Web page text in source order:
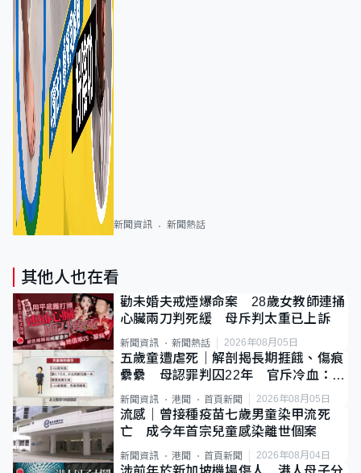
新聞資訊 新聞熱話
其他人也在看
勸未婚夫戒煙爆命案 28歲女教師連捅
心臟兩刀判死緩 母斥判太重已上訴
新聞資訊 新聞熱話 2026年08月05日
五歲童遭虐死｜解剖揭長期捱餓、傷痕
纍纍 母認罪判囚22年 官斥冷血：同
類案最惡劣
新聞資訊 港聞 首頁新聞 2026年08月05日
流感｜曾接種疫苗七歲男童染甲流死
亡 成今年首宗兒童感染離世個案
新聞資訊 港聞 首頁新聞 2026年08月04日